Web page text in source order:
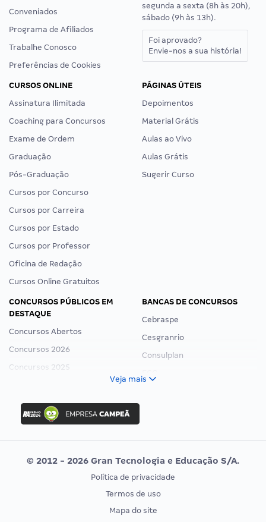
Conveniados
Programa de Afiliados
Trabalhe Conosco
Preferências de Cookies
segunda a sexta (8h às 20h),
sábado (9h às 13h).
Foi aprovado?
Envie-nos a sua história!
CURSOS ONLINE
Assinatura Ilimitada
Coaching para Concursos
Exame de Ordem
Graduação
Pós-Graduação
Cursos por Concurso
Cursos por Carreira
Cursos por Estado
Cursos por Professor
Oficina de Redação
Cursos Online Gratuitos
PÁGINAS ÚTEIS
Depoimentos
Material Grátis
Aulas ao Vivo
Aulas Grátis
Sugerir Curso
CONCURSOS PÚBLICOS EM
DESTAQUE
Concursos Abertos
Concursos 2026
Concursos 2025
Concurso Ibama
Concurso MPU
Editais publicados
BANCAS DE CONCURSOS
Cebraspe
Cesgranrio
Consulplan
Vunesp
CONCURSOS POR PROFISSÃO
EXAME DE ORDEM
Veja mais
© 2012 - 2026 Gran Tecnologia e Educação S/A.
Política de privacidade
Termos de uso
Mapa do site